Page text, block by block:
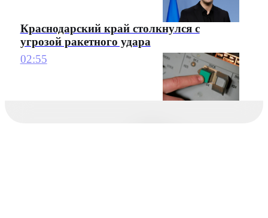
Краснодарский край столкнулся с
угрозой ракетного удара
02:55